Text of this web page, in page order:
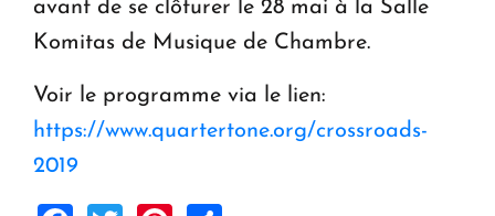
avant de se clôturer le 28 mai à la Salle
Komitas de Musique de Chambre.
Voir le programme via le lien:
https://www.quartertone.org/crossroads-
2019